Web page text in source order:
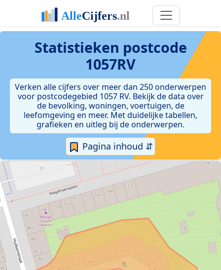
Statistieken postcode
1057RV
Verken alle cijfers over meer dan 250 onderwerpen
voor postcodegebied 1057 RV. Bekijk de data over
de bevolking, woningen, voertuigen, de
leefomgeving en meer. Met duidelijke tabellen,
grafieken en uitleg bij de onderwerpen.
Pagina inhoud ⇵